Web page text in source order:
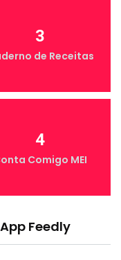
3
de Receitas
4
Comigo MEI
Feedly